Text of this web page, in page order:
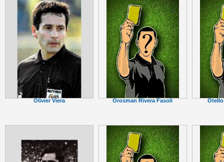
Olivier Viera Orosman Rivera Fasoli